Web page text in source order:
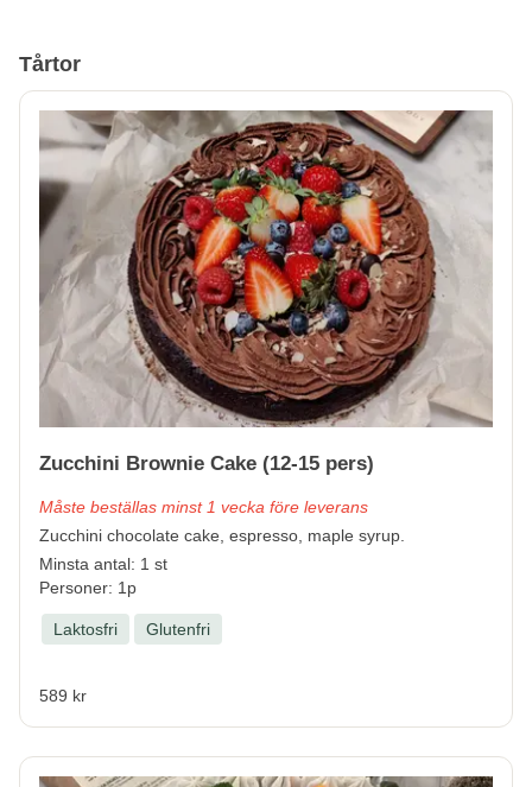
Tårtor
Zucchini Brownie Cake (12-15 pers)
Måste beställas minst 1 vecka före leverans
Zucchini chocolate cake, espresso, maple syrup.
Minsta antal: 1 st
Personer: 1p
Laktosfri Glutenfri
589 kr